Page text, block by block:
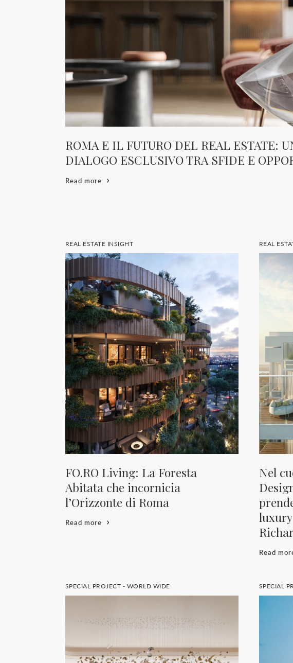
ROMA E IL FUTURO DEL REAL ESTATE:
DIALOGO ESCLUSIVO TRA SFIDE E
Read more
REAL ESTATE INSIGHT
FO.RO Living: La Foresta
Abitata che incornicia
l’Orizzonte di Roma
Read more
REAL
Nel
Read
SPECIAL PROJECT - WORLD WIDE SPECIAL